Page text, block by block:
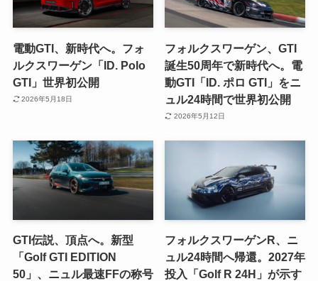
電動GTI、新時代へ。フォ
ルクスワーゲン「ID. Polo
GTI」世界初公開
2026年5月18日
フォルクスワーゲン、GTI
誕生50周年で新時代へ。電
動GTI「ID. ポロ GTI」をニ
ュル24時間で世界初公開
2026年5月12日
GTI伝説、頂点へ。新型
「Golf GTI EDITION
50」、ニュル最速FFの称号
フォルクスワーゲンR、ニ
ュル24時間へ帰還。2027年
投入「Golf R 24H」が示す